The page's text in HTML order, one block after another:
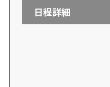
日程詳細